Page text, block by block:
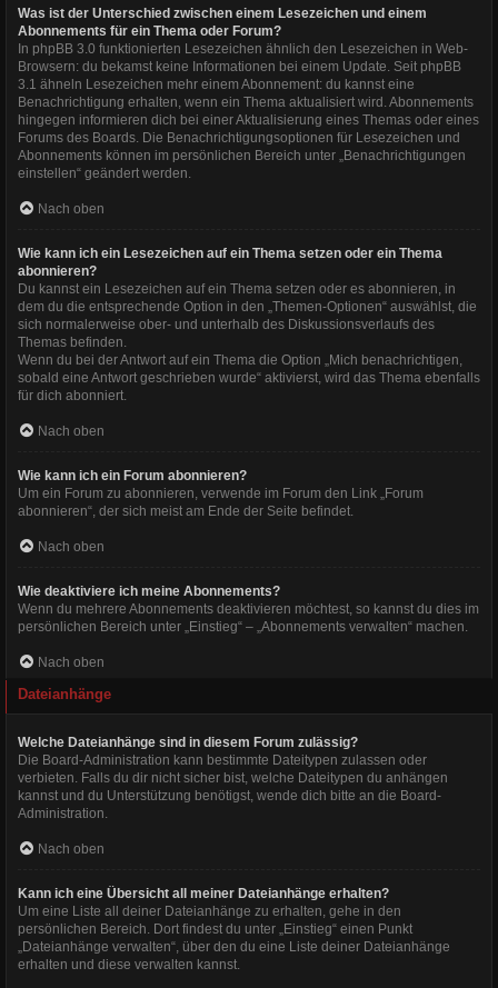
Was ist der Unterschied zwischen einem Lesezeichen und einem
Abonnements für ein Thema oder Forum?
In phpBB 3.0 funktionierten Lesezeichen ähnlich den Lesezeichen in Web-
Browsern: du bekamst keine Informationen bei einem Update. Seit phpBB
3.1 ähneln Lesezeichen mehr einem Abonnement: du kannst eine
Benachrichtigung erhalten, wenn ein Thema aktualisiert wird. Abonnements
hingegen informieren dich bei einer Aktualisierung eines Themas oder eines
Forums des Boards. Die Benachrichtigungsoptionen für Lesezeichen und
Abonnements können im persönlichen Bereich unter „Benachrichtigungen
einstellen“ geändert werden.
Nach oben
Wie kann ich ein Lesezeichen auf ein Thema setzen oder ein Thema
abonnieren?
Du kannst ein Lesezeichen auf ein Thema setzen oder es abonnieren, in
dem du die entsprechende Option in den „Themen-Optionen“ auswählst, die
sich normalerweise ober- und unterhalb des Diskussionsverlaufs des
Themas befinden.
Wenn du bei der Antwort auf ein Thema die Option „Mich benachrichtigen,
sobald eine Antwort geschrieben wurde“ aktivierst, wird das Thema ebenfalls
für dich abonniert.
Nach oben
Wie kann ich ein Forum abonnieren?
Um ein Forum zu abonnieren, verwende im Forum den Link „Forum
abonnieren“, der sich meist am Ende der Seite befindet.
Nach oben
Wie deaktiviere ich meine Abonnements?
Wenn du mehrere Abonnements deaktivieren möchtest, so kannst du dies im
persönlichen Bereich unter „Einstieg“ – „Abonnements verwalten“ machen.
Nach oben
Dateianhänge
Welche Dateianhänge sind in diesem Forum zulässig?
Die Board-Administration kann bestimmte Dateitypen zulassen oder
verbieten. Falls du dir nicht sicher bist, welche Dateitypen du anhängen
kannst und du Unterstützung benötigst, wende dich bitte an die Board-
Administration.
Nach oben
Kann ich eine Übersicht all meiner Dateianhänge erhalten?
Um eine Liste all deiner Dateianhänge zu erhalten, gehe in den
persönlichen Bereich. Dort findest du unter „Einstieg“ einen Punkt
„Dateianhänge verwalten“, über den du eine Liste deiner Dateianhänge
erhalten und diese verwalten kannst.